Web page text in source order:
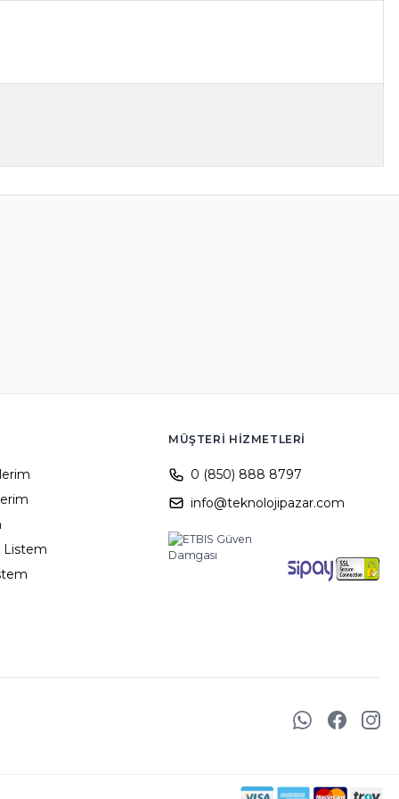
Listem
MÜŞTERI HIZMETLERI
0 (850) 888 8797
info@teknolojipazar.com